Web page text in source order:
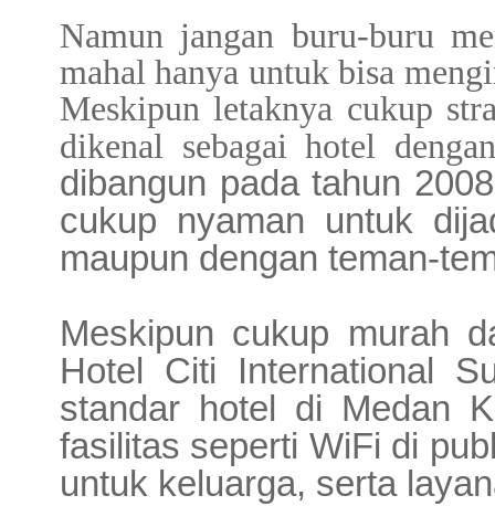
Namun jangan buru-buru
mahal hanya untuk bisa
Meskipun letaknya cukup
dikenal sebagai hotel
dibangun pada tahun
cukup nyaman untuk
maupun dengan teman-
Meskipun cukup murah
Hotel Citi International
standar hotel di Medan
fasilitas seperti WiFi di
untuk keluarga, serta